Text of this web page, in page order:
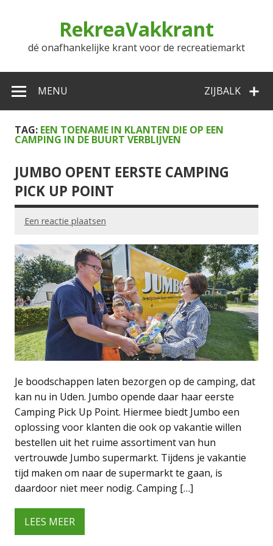
RekreaVakkrant
dé onafhankelijke krant voor de recreatiemarkt
ZIJBALK
MENU
TAG: EEN TOENAME IN KLANTEN DIE OP EEN
CAMPING IN DE BUURT VERBLIJVEN
JUMBO OPENT EERSTE CAMPING
PICK UP POINT
Een reactie plaatsen
Je boodschappen laten bezorgen op de camping, dat
kan nu in Uden. Jumbo opende daar haar eerste
Camping Pick Up Point. Hiermee biedt Jumbo een
oplossing voor klanten die ook op vakantie willen
bestellen uit het ruime assortiment van hun
vertrouwde Jumbo supermarkt. Tijdens je vakantie
tijd maken om naar de supermarkt te gaan, is
daardoor niet meer nodig. Camping […]
LEES MEER